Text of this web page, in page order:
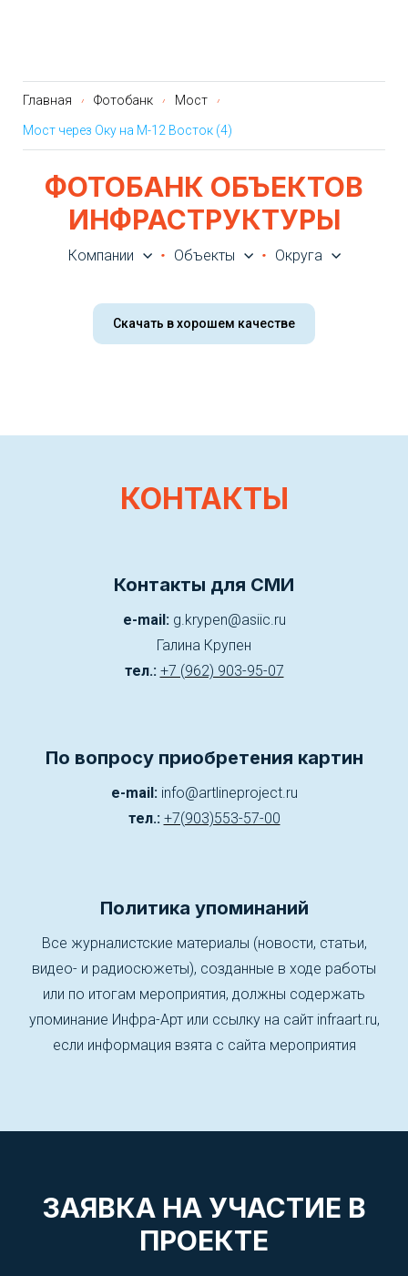
Главная Фотобанк Мост
Мост через Оку на М-12 Восток (4)
ФОТОБАНК ОБЪЕКТОВ
ИНФРАСТРУКТУРЫ
Компании Объекты Округа
Скачать в хорошем качестве
КОНТАКТЫ
Контакты для СМИ
e-mail:g.krypen@asiic.ru
Галина Крупен
тел.: +7 (962) 903-95-07
По вопросу приобретения картин
e-mail:info@artlineproject.ru
тел.: +7(903)553-57-00
Политика упоминаний
Все журналистские материалы (новости, статьи,
видео- и радиосюжеты), созданные в ходе работы
или по итогам мероприятия, должны содержать
упоминание Инфра-Арт или ссылку на сайт infraart.ru,
если информация взята с сайта мероприятия
ЗАЯВКА НА УЧАСТИЕ В
ПРОЕКТЕ